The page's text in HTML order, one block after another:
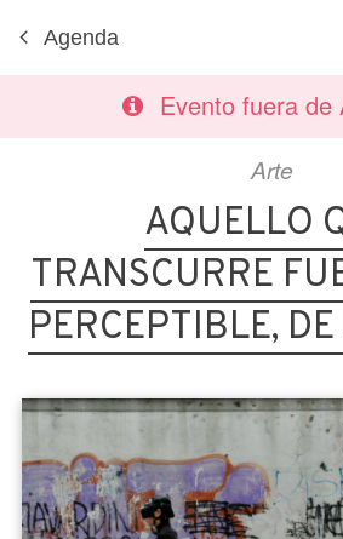
Agenda
Evento fuera de
Arte
AQUELLO
TRANSCURRE
PERCEPTIBLE, DE